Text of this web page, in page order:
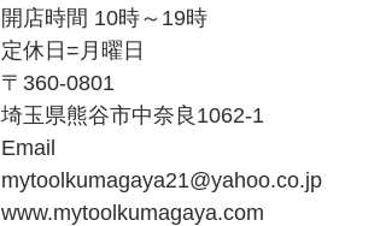
開店時間 10時～19時
定休日=月曜日
〒360-0801
埼玉県熊谷市中奈良1062-1
Email
mytoolkumagaya21@yahoo.co.jp
www.mytoolkumagaya.com